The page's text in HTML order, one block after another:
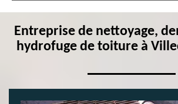
Entreprise de nettoyage,
hydrofuge de toiture à